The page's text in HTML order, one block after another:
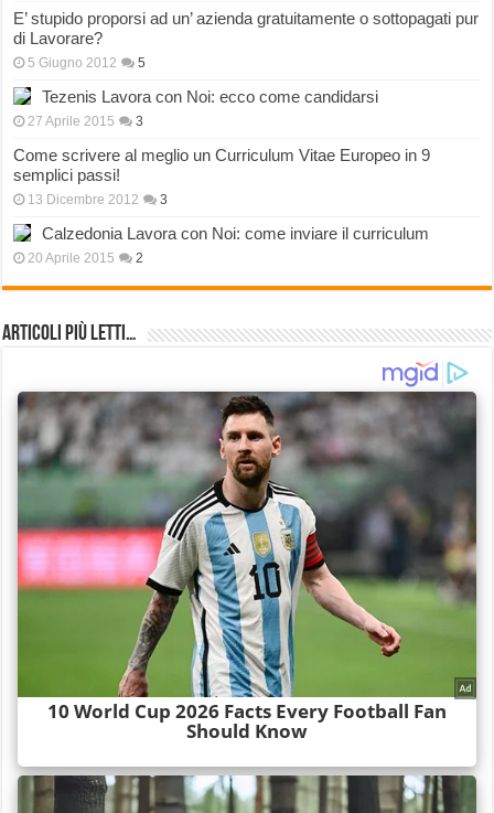
E’ stupido proporsi ad un’ azienda gratuitamente o sottopagati pur
di Lavorare?
5 Giugno 2012 5
Tezenis Lavora con Noi: ecco come candidarsi
27 Aprile 2015 3
Come scrivere al meglio un Curriculum Vitae Europeo in 9
semplici passi!
13 Dicembre 2012 3
Calzedonia Lavora con Noi: come inviare il curriculum
20 Aprile 2015 2
Articoli più Letti…